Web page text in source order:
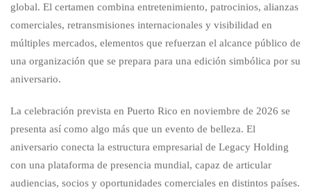
global. El certamen combina entretenimiento, patrocinios, alianzas
comerciales, retransmisiones internacionales y visibilidad en
múltiples mercados, elementos que refuerzan el alcance público de
una organización que se prepara para una edición simbólica por su
aniversario.
La celebración prevista en Puerto Rico en noviembre de 2026 se
presenta así como algo más que un evento de belleza. El
aniversario conecta la estructura empresarial de Legacy Holding
con una plataforma de presencia mundial, capaz de articular
audiencias, socios y oportunidades comerciales en distintos países.